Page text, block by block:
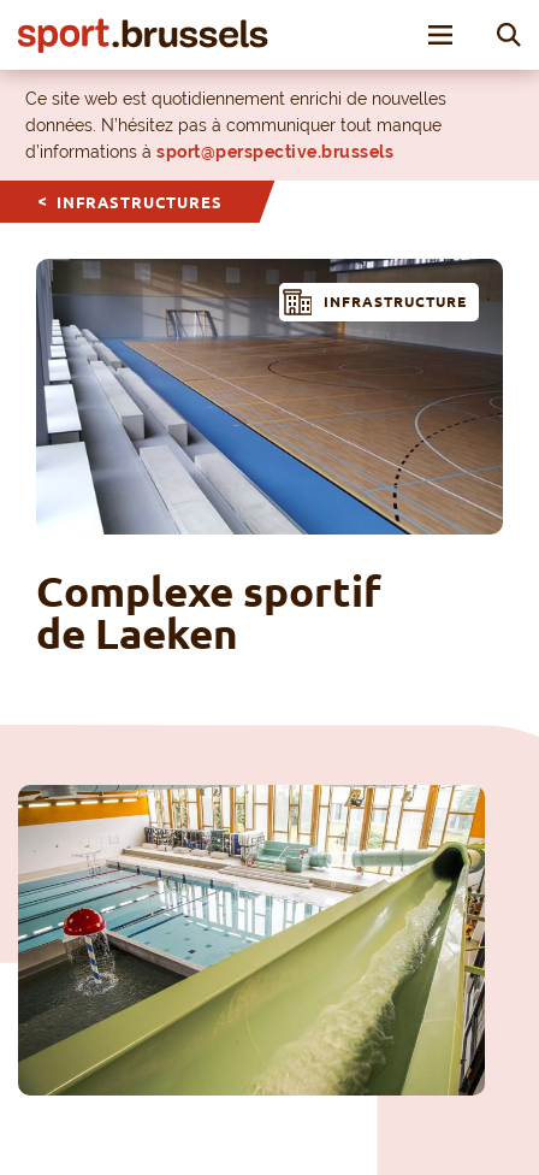
Toggle
Ce site web est quotidiennement enrichi de nouvelles
données. N’hésitez pas à communiquer tout manque
d’informations à sport@perspective.brussels
INFRASTRUCTURES
INFRASTRUCTURE
Complexe sportif
de Laeken